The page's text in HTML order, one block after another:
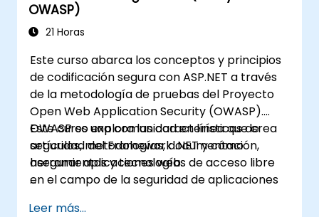
seguridad de aplicaciones web.
OWASP)
21 Horas
Este curso abarca los conceptos y principios
de codificación segura con ASP.NET a través
de la metodología de pruebas del Proyecto
Open Web Application Security (OWASP).
OWASP es una comunidad en línea que crea
artículos, metodologías, documentación,
herramientas y tecnologías de acceso libre
en el campo de la seguridad de aplicaciones
Este curso explora las características de
seguridad del Framework .NET y cómo
asegurar aplicaciones web.
Leer más...